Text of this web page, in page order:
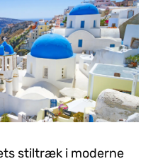
stiltræk i moderne